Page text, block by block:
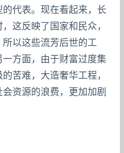
代表。现在看起来，长
这反映了国家和民众，
以这些流芳后世的工
方面，由于财富过度集
苦难，大造奢华工程，
资源的浪费，更加加剧